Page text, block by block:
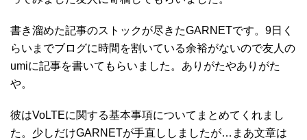
書き溜めた記事のストックが尽きたGARNETです。9日く
らいまでブログに時間を割いている余裕がないので友人の
umiに記事を書いてもらいました。ありがたやありがた
や。
彼はVoLTEに関する基本事項についてまとめてくれまし
た。少しだけGARNETが手直ししましたが…まあ文章は